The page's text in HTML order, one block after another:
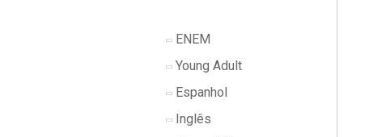
ENEM
Young Adult
Espanhol
Inglês